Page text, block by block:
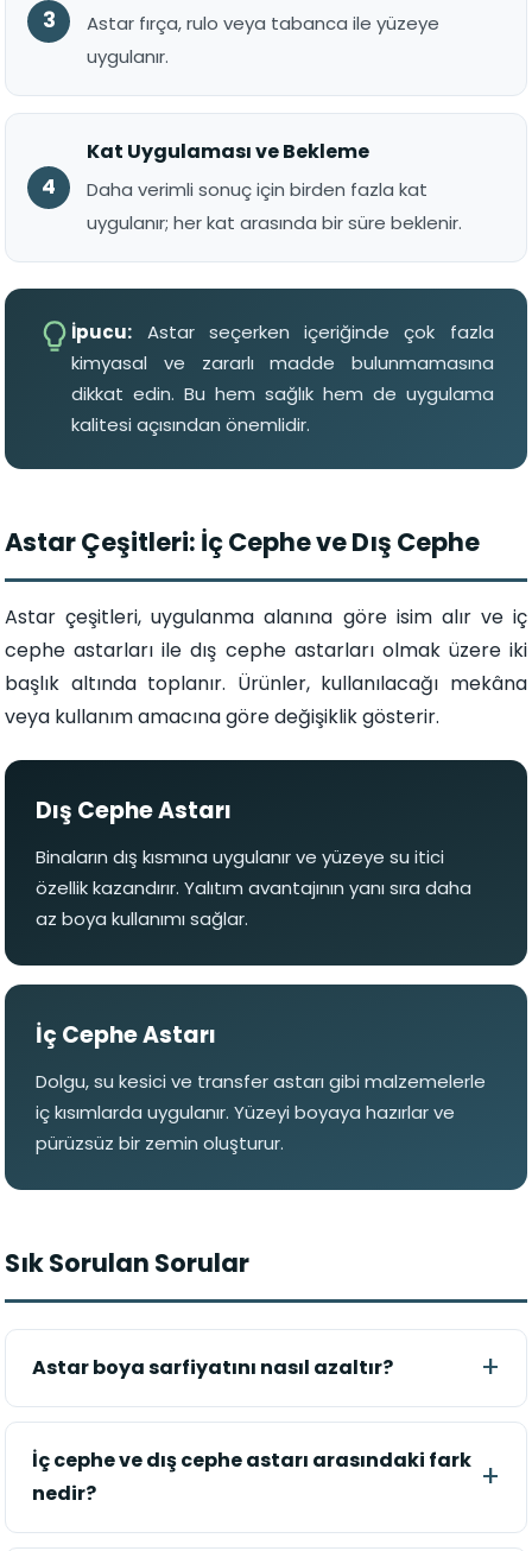
Astar fırça, rulo veya tabanca ile yüzeye
uygulanır.
Kat Uygulaması ve Bekleme
Daha verimli sonuç için birden fazla kat
uygulanır; her kat arasında bir süre beklenir.
İpucu: Astar seçerken içeriğinde çok fazla
kimyasal ve zararlı madde bulunmamasına
dikkat edin. Bu hem sağlık hem de uygulama
kalitesi açısından önemlidir.
Astar Çeşitleri: İç Cephe ve Dış Cephe
Astar çeşitleri, uygulanma alanına göre isim alır ve iç
cephe astarları ile dış cephe astarları olmak üzere iki
başlık altında toplanır. Ürünler, kullanılacağı mekâna
veya kullanım amacına göre değişiklik gösterir.
Dış Cephe Astarı
Binaların dış kısmına uygulanır ve yüzeye su itici
özellik kazandırır. Yalıtım avantajının yanı sıra daha
az boya kullanımı sağlar.
İç Cephe Astarı
Dolgu, su kesici ve transfer astarı gibi malzemelerle
iç kısımlarda uygulanır. Yüzeyi boyaya hazırlar ve
pürüzsüz bir zemin oluşturur.
Sık Sorulan Sorular
Astar boya sarfiyatını nasıl azaltır?
İç cephe ve dış cephe astarı arasındaki fark
nedir?